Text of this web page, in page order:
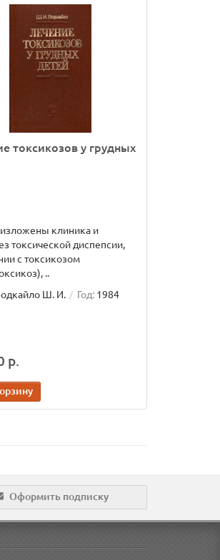
токсикозов у грудных
клиника и
токсической диспепсии,
с токсикозом
..
Ш. И. Год: 1984
р.
Оформить подписку